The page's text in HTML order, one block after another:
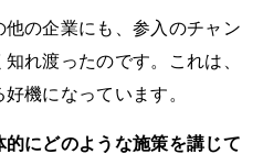
の企業にも、参入のチャン
れ渡ったのです。これは、
機になっています。
にどのような施策を講じて